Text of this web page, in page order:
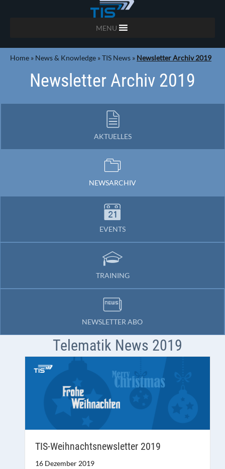
MENU
Home » News & Knowledge »TIS News » Newsletter Archiv 2019
Newsletter Archiv 2019
AKTUELLES
NEWSARCHIV
EVENTS
TRAINING
NEWSLETTER ABO
Telematik News 2019
TIS-Weihnachtsnewsletter 2019
16 Dezember 2019